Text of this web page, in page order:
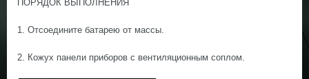
ПОРЯДОК ВЫПОЛНЕНИЯ
1. Отсоедините батарею от массы.
2. Кожух панели приборов с вентиляционным соплом.